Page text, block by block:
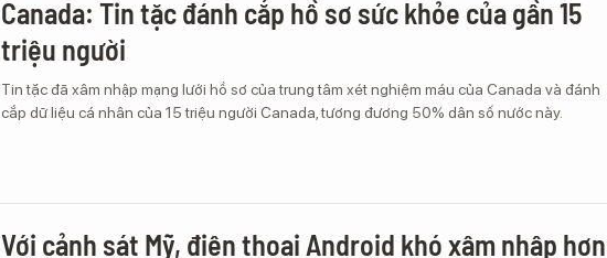
Canada: Tin tặc đánh cắp hồ sơ sức khỏe của gần 15
triệu người
Tin tặc đã xâm nhập mạng lưới hồ sơ của trung tâm xét nghiệm máu của Canada và đánh
cắp dữ liệu cá nhân của 15 triệu người Canada, tương đương 50% dân số nước này.
Với cảnh sát Mỹ, điện thoại Android khó xâm nhập hơn